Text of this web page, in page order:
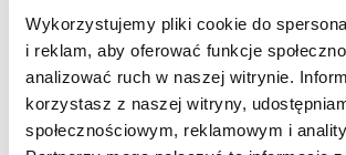
Wykorzystujemy pliki cookie do
i reklam, aby oferować funkcje
analizować ruch w naszej witrynie.
korzystasz z naszej witryny,
społecznościowym, reklamowym i
7722372
viGO! Borse Premium n.1 LD con
nastro adesivo 44 SEASONS
7722373
viGO! Buste
nastro adesivo